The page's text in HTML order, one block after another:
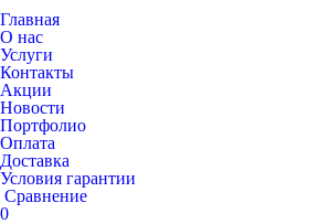
Главная
О нас
Услуги
Контакты
Акции
Новости
Портфолио
Оплата
Доставка
Условия гарантии
Сравнение
0